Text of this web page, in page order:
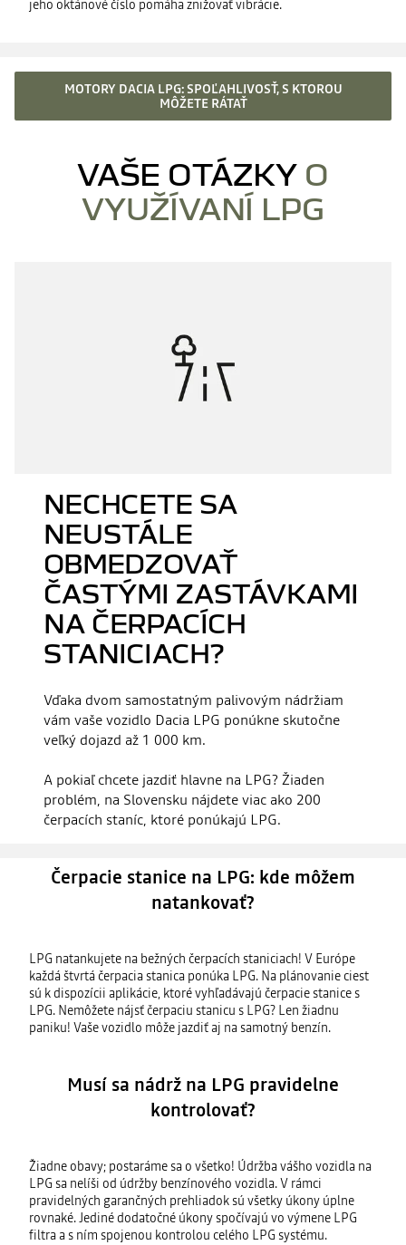
jeho oktánové číslo pomáha znižovať vibrácie.
MOTORY DACIA LPG: SPOĽAHLIVOSŤ, S KTOROU
MÔŽETE RÁTAŤ
VAŠE OTÁZKY O
VYUŽÍVANÍ LPG
NECHCETE SA
NEUSTÁLE
OBMEDZOVAŤ
ČASTÝMI ZASTÁVKAMI
NA ČERPACÍCH
STANICIACH?
Vďaka dvom samostatným palivovým nádržiam
vám vaše vozidlo Dacia LPG ponúkne skutočne
veľký dojazd až 1 000 km.
A pokiaľ chcete jazdiť hlavne na LPG? Žiaden
problém, na Slovensku nájdete viac ako 200
čerpacích staníc, ktoré ponúkajú LPG.
Čerpacie stanice na LPG: kde môžem
natankovať?
LPG natankujete na bežných čerpacích staniciach! V Európe
každá štvrtá čerpacia stanica ponúka LPG. Na plánovanie ciest
sú k dispozícii aplikácie, ktoré vyhľadávajú čerpacie stanice s
LPG. Nemôžete nájsť čerpaciu stanicu s LPG? Len žiadnu
paniku! Vaše vozidlo môže jazdiť aj na samotný benzín.
Musí sa nádrž na LPG pravidelne
kontrolovať?
Žiadne obavy; postaráme sa o všetko! Údržba vášho vozidla na
LPG sa nelíši od údržby benzínového vozidla. V rámci
pravidelných garančných prehliadok sú všetky úkony úplne
rovnaké. Jediné dodatočné úkony spočívajú vo výmene LPG
filtra a s ním spojenou kontrolou celého LPG systému.